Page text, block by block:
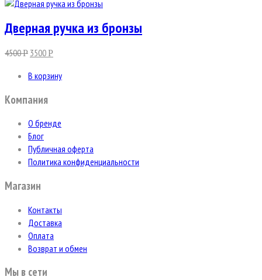
Дверная ручка из бронзы
4500Р 3500Р
В корзину
Компания
О бренде
Блог
Публичная оферта
Политика конфиденциальности
Магазин
Контакты
Доставка
Оплата
Возврат и обмен
Мы в сети